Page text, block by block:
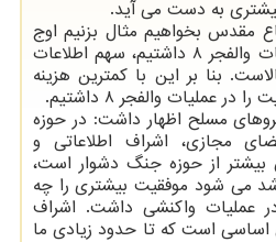
به دست می آید.
مقدس بخواهیم مثال بزنیم اوج
اشراف اطلاعاتی را در عملیات والفجر ۸ داشتیم، سهم اطلاعات
بنا بر این با کمترین هزینه
عملیات والفجر ۸ داشتیم.
مسلح اظهار داشت: در حوزه
مجازی، اشراف اطلاعاتی و
از حوزه جنگ دشوار است،
می شود موفقیت بیشتری را چه
عملیات واکنشی داشت. اشراف
اساسی است که تا حدود زیادی ما